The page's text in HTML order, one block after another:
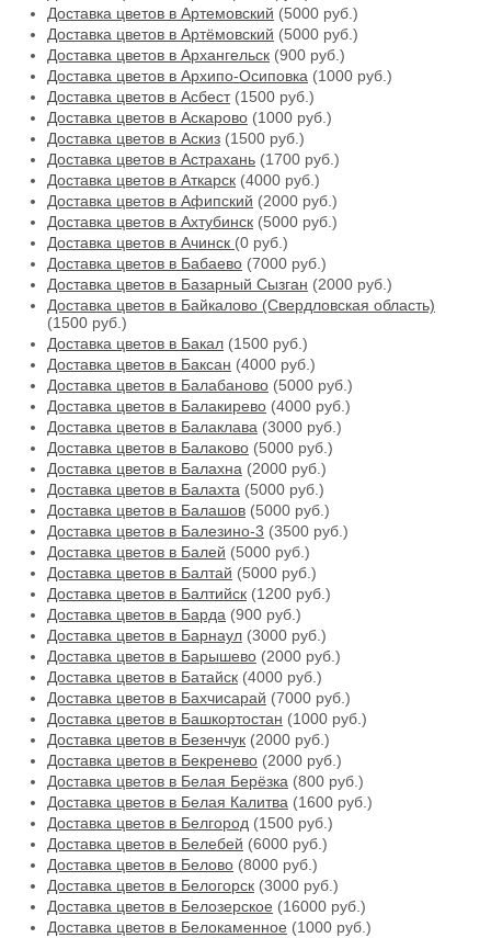
Доставка цветов в Артемовский (5000 руб.)
Доставка цветов в Артёмовский (5000 руб.)
Доставка цветов в Архангельск (900 руб.)
Доставка цветов в Архипо-Осиповка (1000 руб.)
Доставка цветов в Асбест(1500 руб.)
Доставка цветов в Аскарово (1000 руб.)
Доставка цветов в Аскиз (1500 руб.)
Доставка цветов в Астрахань (1700 руб.)
Доставка цветов в Аткарск (4000 руб.)
Доставка цветов в Афипский (2000 руб.)
Доставка цветов в Ахтубинск (5000 руб.)
Доставка цветов в Ачинск (0 руб.)
Доставка цветов в Бабаево (7000 руб.)
Доставка цветов в Базарный Сызган (2000 руб.)
Доставка цветов в Байкалово (Свердловская область)
(1500 руб.)
Доставка цветов в Бакал (1500 руб.)
Доставка цветов в Баксан (4000 руб.)
Доставка цветов в Балабаново (5000 руб.)
Доставка цветов в Балакирево (4000 руб.)
Доставка цветов в Балаклава (3000 руб.)
Доставка цветов в Балаково (5000 руб.)
Доставка цветов в Балахна (2000 руб.)
Доставка цветов в Балахта (5000 руб.)
Доставка цветов в Балашов (5000 руб.)
Доставка цветов в Балезино-3 (3500 руб.)
Доставка цветов в Балей (5000 руб.)
Доставка цветов в Балтай (5000 руб.)
Доставка цветов в Балтийск (1200 руб.)
Доставка цветов в Барда (900 руб.)
Доставка цветов в Барнаул (3000 руб.)
Доставка цветов в Барышево (2000 руб.)
Доставка цветов в Батайск (4000 руб.)
Доставка цветов в Бахчисарай (7000 руб.)
Доставка цветов в Башкортостан (1000 руб.)
Доставка цветов в Безенчук (2000 руб.)
Доставка цветов в Бекренево (2000 руб.)
Доставка цветов в Белая Берёзка (800 руб.)
Доставка цветов в Белая Калитва (1600 руб.)
Доставка цветов в Белгород (1500 руб.)
Доставка цветов в Белебей (6000 руб.)
Доставка цветов в Белово (8000 руб.)
Доставка цветов в Белогорск (3000 руб.)
Доставка цветов в Белозерское (16000 руб.)
Доставка цветов в Белокаменное (1000 руб.)